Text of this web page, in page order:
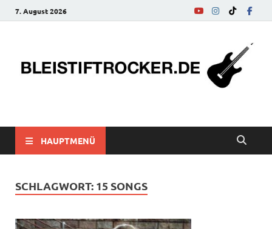
7. August 2026
bleistiftrocker.de
HAUPTMENÜ
SCHLAGWORT: 15 SONGS